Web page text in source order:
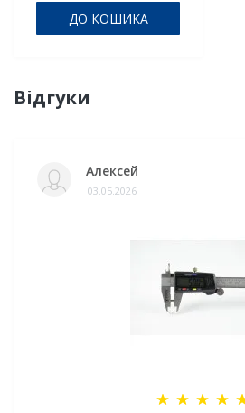
ДО КОШИКА
Відгуки
Алексей
03.05.2026